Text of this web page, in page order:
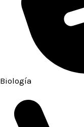
Biología